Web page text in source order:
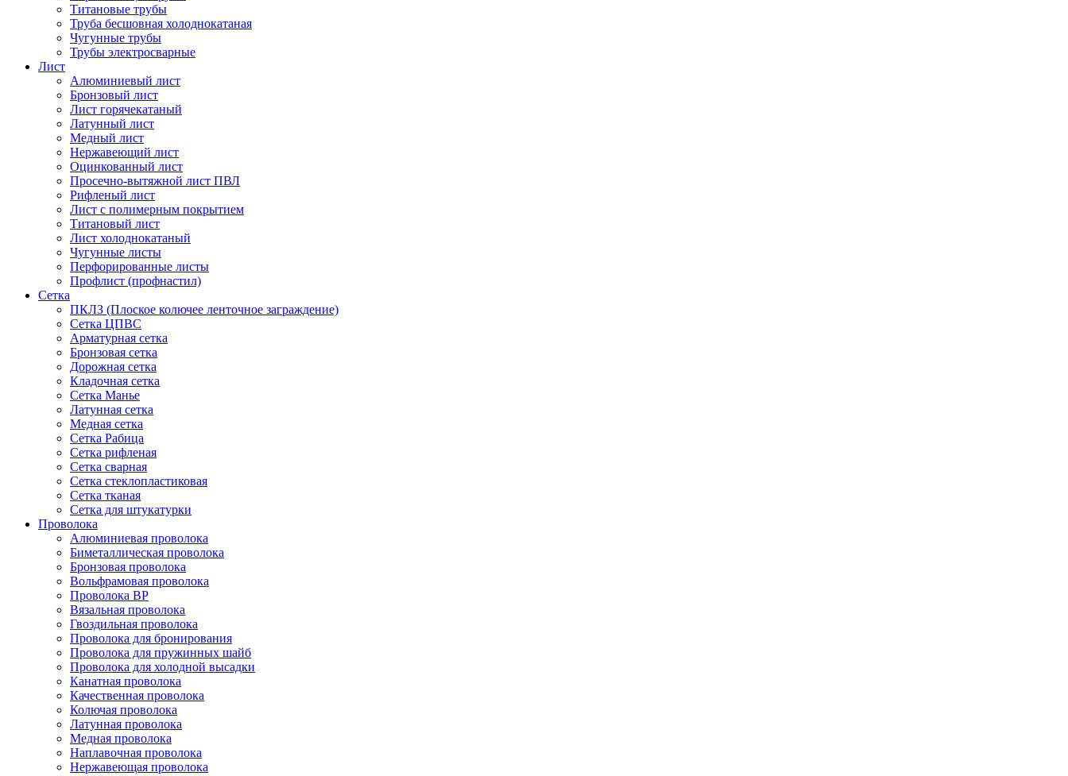
Титановые трубы
Труба бесшовная холоднокатаная
Чугунные трубы
Трубы электросварные
Лист
Алюминиевый лист
Бронзовый лист
Лист горячекатаный
Латунный лист
Медный лист
Нержавеющий лист
Оцинкованный лист
Просечно-вытяжной лист ПВЛ
Рифленый лист
Лист с полимерным покрытием
Титановый лист
Лист холоднокатаный
Чугунные листы
Перфорированные листы
Профлист (профнастил)
Сетка
ПКЛЗ (Плоское колючее ленточное заграждение)
Сетка ЦПВС
Арматурная сетка
Бронзовая сетка
Дорожная сетка
Кладочная сетка
Сетка Манье
Латунная сетка
Медная сетка
Сетка Рабица
Сетка рифленая
Сетка сварная
Сетка стеклопластиковая
Сетка тканая
Сетка для штукатурки
Проволока
Алюминиевая проволока
Биметаллическая проволока
Бронзовая проволока
Вольфрамовая проволока
Проволока ВР
Вязальная проволока
Гвоздильная проволока
Проволока для бронирования
Проволока для пружинных шайб
Проволока для холодной высадки
Канатная проволока
Качественная проволока
Колючая проволока
Латунная проволока
Медная проволока
Наплавочная проволока
Нержавеющая проволока